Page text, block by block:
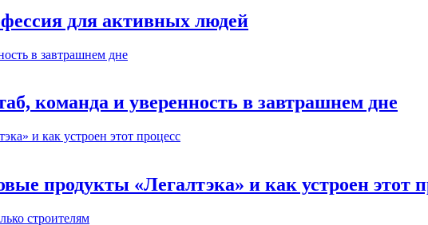
для активных людей
команда и уверенность в завтрашнем дне
продукты «Легалтэка» и как устроен этот